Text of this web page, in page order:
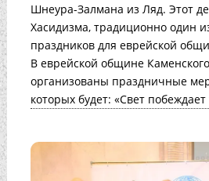
Шнеура-Залмана из Ляд. Этот
Хасидизма, традиционно один
праздников для еврейской
В еврейской общине
организованы праздничные
которых будет: «Свет побеждает